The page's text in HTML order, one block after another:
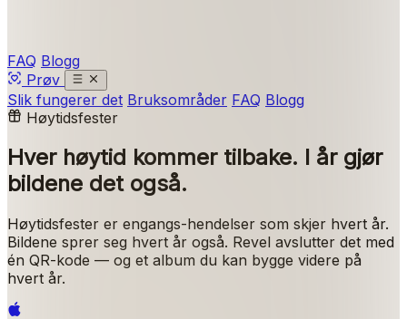
FAQ Blogg
Prøv
Slik fungerer det Bruksområder FAQ Blogg
Høytidsfester
Hver høytid kommer tilbake. I år gjør
bildene det også.
Høytidsfester er engangs-hendelser som skjer hvert år.
Bildene sprer seg hvert år også. Revel avslutter det med
én QR-kode — og et album du kan bygge videre på
hvert år.